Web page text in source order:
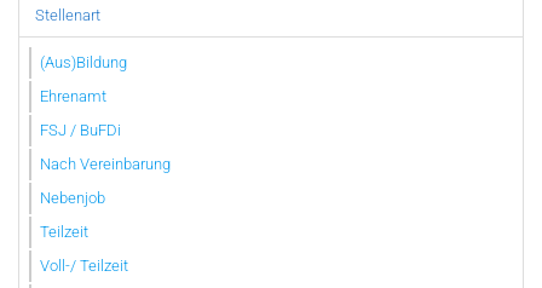
Stellenart
(Aus)Bildung
Ehrenamt
FSJ / BuFDi
Nach Vereinbarung
Nebenjob
Teilzeit
Voll-/ Teilzeit